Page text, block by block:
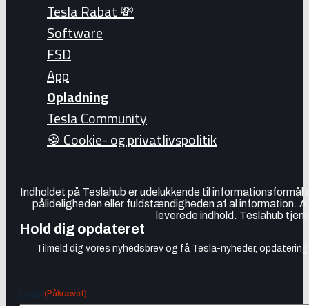
Tesla Rabat 💸
Software
FSD
App
Opladning
Tesla Community
🍪 Cookie- og privatlivspolitik
Indholdet på Teslahub er udelukkende til
pålideligheden eller fuldstændigheden af al information.
leverede indhold. Teslahub
Hold dig opdateret
Tilmeld dig vores nyhedsbrev og få Tesla-nyheder,
(Påkrævet)